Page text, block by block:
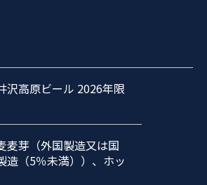
沢高原ビール 2026年限
麦芽（外国製造又は国
造（5％未満））、ホッ